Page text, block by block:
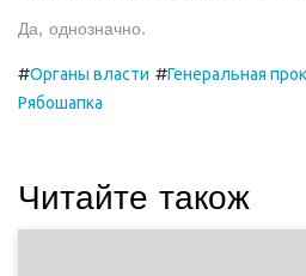
Да, однозначно.
#Органы власти #Генеральная
Рябошапка
Читайте також